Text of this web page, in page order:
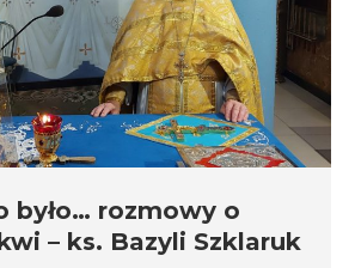
było… rozmowy o
– ks. Bazyli Szklaruk